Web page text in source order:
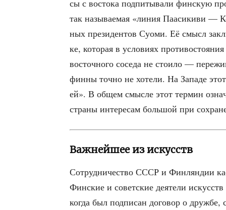
сы с восто­ка под­пи­ты­ва­ли фин­скую
так назы­ва­е­мая «линия Паа­си­ки­ви —
ных пре­зи­ден­тов Суо­ми. Её смысл
ке, кото­рая в усло­ви­ях
восточ­но­го сосе­да не сто­и­ло —
фин­ны точ­но не хоте­ли. На Запа­де
ей». В общем смыс­ле этот тер­мин
стра­ны инте­ре­сам боль­шой при
Важнейшее из искусств
Сотруд­ни­че­ство СССР и Фин­лян­дии
Фин­ские и совет­ские дея­те­ли
когда был под­пи­сан дого­вор о